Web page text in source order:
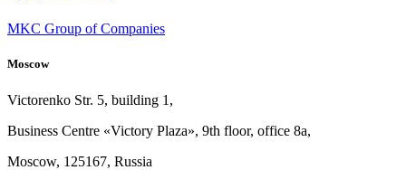
MKC Group of Companies
Moscow
Victorenko Str. 5, building 1,
Business Centre «Victory Plaza», 9th floor, office 8a,
Moscow, 125167, Russia